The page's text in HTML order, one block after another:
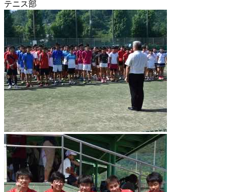
テニス部